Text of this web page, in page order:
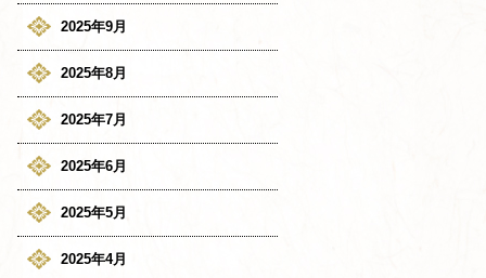
2025年9月
2025年8月
2025年7月
2025年6月
2025年5月
2025年4月